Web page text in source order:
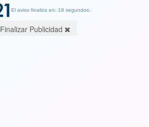
El aviso finaliza en: 19 segundos.
Finalizar Publicidad